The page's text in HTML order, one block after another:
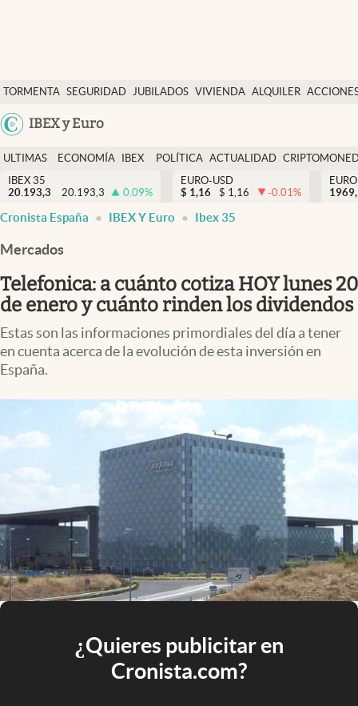
TORMENTA SEGURIDAD JUBILADOS VIVIENDA ALQUILER
IBEX y Euro
Economía y finanzas
Política
Actualidad
Criptomonedas
España
ULTIMAS
NOTICIAS
ECONOMÍA
FINANZAS
IBEX
EURO
POLÍTICA ACTUALIDAD
IBEX 35
20.193,3
20.193,3 0.09%
EURO-USD
$ 1,16 $ 1,16 -0.01%
Cronista España IBEX Y Euro Ibex 35
Mercados
Telefonica: a cuánto cotiza HOY lunes 20
de enero y cuánto rinden los dividendos
Estas son las informaciones primordiales del día a tener
en cuenta acerca de la evolución de esta inversión en
España.
¿Quieres publicitar en
Cronista.com?